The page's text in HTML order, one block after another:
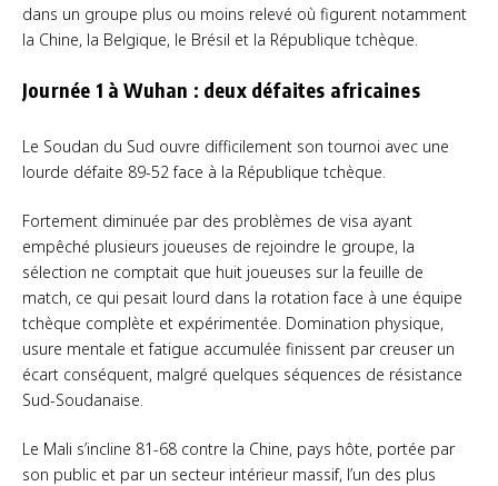
dans un groupe plus ou moins relevé où figurent notamment
la Chine, la Belgique, le Brésil et la République tchèque.
Journée 1 à Wuhan : deux défaites africaines
Le Soudan du Sud ouvre difficilement son tournoi avec une
lourde défaite 89-52 face à la République tchèque.
Fortement diminuée par des problèmes de visa ayant
empêché plusieurs joueuses de rejoindre le groupe, la
sélection ne comptait que huit joueuses sur la feuille de
match, ce qui pesait lourd dans la rotation face à une équipe
tchèque complète et expérimentée. Domination physique,
usure mentale et fatigue accumulée finissent par creuser un
écart conséquent, malgré quelques séquences de résistance
Sud-Soudanaise.
Le Mali s’incline 81-68 contre la Chine, pays hôte, portée par
son public et par un secteur intérieur massif, l’un des plus